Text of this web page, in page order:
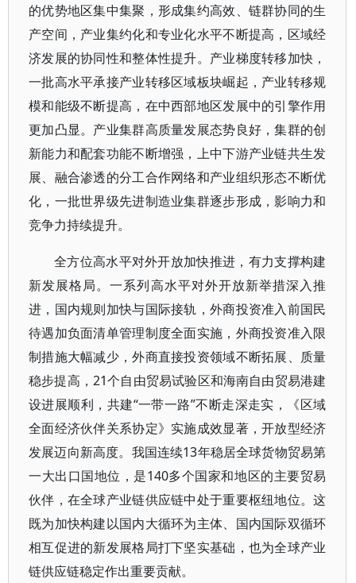
的优势地区集中集聚，形成集约高效、链群协同的生
产空间，产业集约化和专业化水平不断提高，区域经
济发展的协同性和整体性提升。产业梯度转移加快，
一批高水平承接产业转移区域板块崛起，产业转移规
模和能级不断提高，在中西部地区发展中的引擎作用
更加凸显。产业集群高质量发展态势良好，集群的创
新能力和配套功能不断增强，上中下游产业链共生发
展、融合渗透的分工合作网络和产业组织形态不断优
化，一批世界级先进制造业集群逐步形成，影响力和
竞争力持续提升。
全方位高水平对外开放加快推进，有力支撑构建
新发展格局。一系列高水平对外开放新举措深入推
进，国内规则加快与国际接轨，外商投资准入前国民
待遇加负面清单管理制度全面实施，外商投资准入限
制措施大幅减少，外商直接投资领域不断拓展、质量
稳步提高，21个自由贸易试验区和海南自由贸易港建
设进展顺利，共建“一带一路”不断走深走实，《区域
全面经济伙伴关系协定》实施成效显著，开放型经济
发展迈向新高度。我国连续13年稳居全球货物贸易第
一大出口国地位，是140多个国家和地区的主要贸易
伙伴，在全球产业链供应链中处于重要枢纽地位。这
既为加快构建以国内大循环为主体、国内国际双循环
相互促进的新发展格局打下坚实基础，也为全球产业
链供应链稳定作出重要贡献。